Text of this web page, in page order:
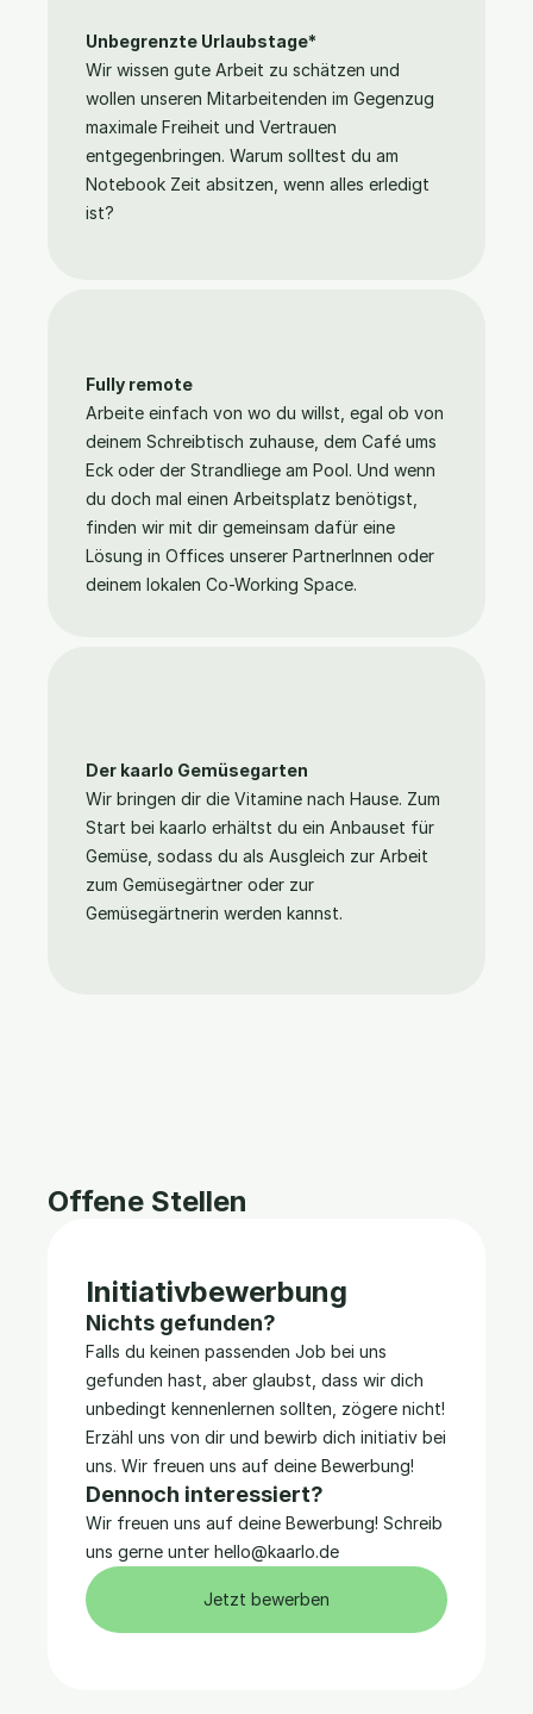
Unbegrenzte Urlaubstage*
Wir wissen gute Arbeit zu schätzen und
wollen unseren Mitarbeitenden im Gegenzug
maximale Freiheit und Vertrauen
entgegenbringen. Warum solltest du am
Notebook Zeit absitzen, wenn alles erledigt
ist?
Fully remote
Arbeite einfach von wo du willst, egal ob von
deinem Schreibtisch zuhause, dem Café ums
Eck oder der Strandliege am Pool. Und wenn
du doch mal einen Arbeitsplatz benötigst,
finden wir mit dir gemeinsam dafür eine
Lösung in Offices unserer PartnerInnen oder
deinem lokalen Co-Working Space.
Der kaarlo Gemüsegarten
Wir bringen dir die Vitamine nach Hause. Zum
Start bei kaarlo erhältst du ein Anbauset für
Gemüse, sodass du als Ausgleich zur Arbeit
zum Gemüsegärtner oder zur
Gemüsegärtnerin werden kannst.
Offene Stellen
Initiativbewerbung
Nichts gefunden?
Falls du keinen passenden Job bei uns
gefunden hast, aber glaubst, dass wir dich
unbedingt kennenlernen sollten, zögere nicht!
Erzähl uns von dir und bewirb dich initiativ bei
uns. Wir freuen uns auf deine Bewerbung!
Dennoch interessiert?
Wir freuen uns auf deine Bewerbung! Schreib
uns gerne unter hello@kaarlo.de
Jetzt bewerben